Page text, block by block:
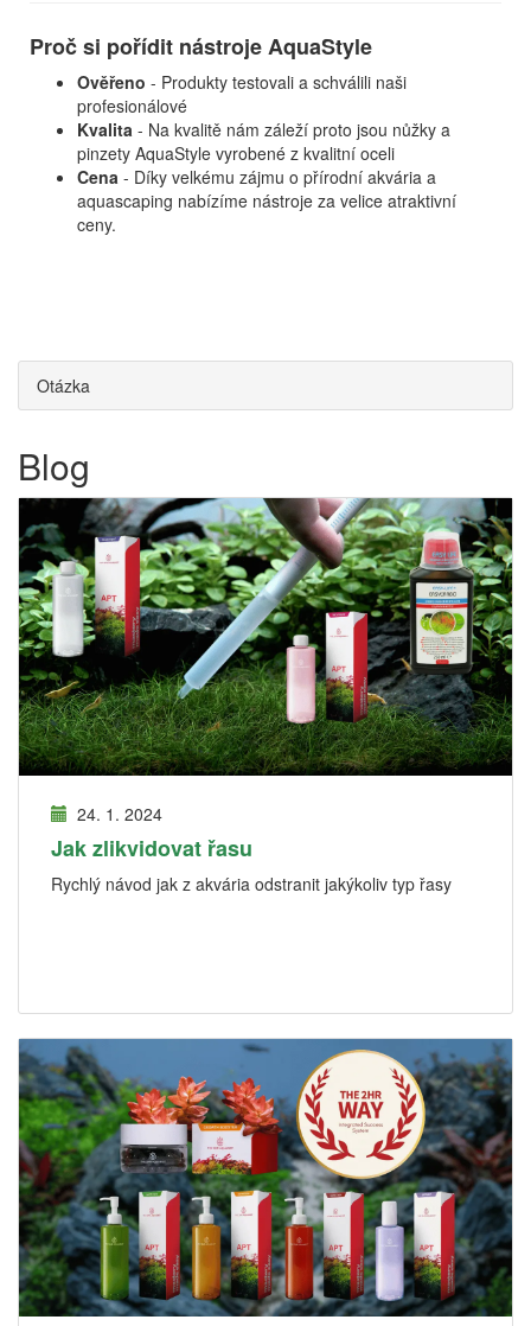
Proč si pořídit nástroje AquaStyle
Ověřeno - Produkty testovali a schválili naši
profesionálové
Kvalita - Na kvalitě nám záleží proto jsou nůžky a
pinzety AquaStyle vyrobené z kvalitní oceli
Cena - Díky velkému zájmu o přírodní akvária a
aquascaping nabízíme nástroje za velice atraktivní
ceny.
Otázka
Blog
24. 1. 2024
Jak zlikvidovat řasu
Rychlý návod jak z akvária odstranit jakýkoliv typ řasy